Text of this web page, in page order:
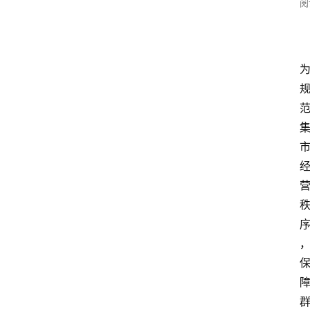
为
规
范
集
市
经
营
秩
序
，
保
障
群